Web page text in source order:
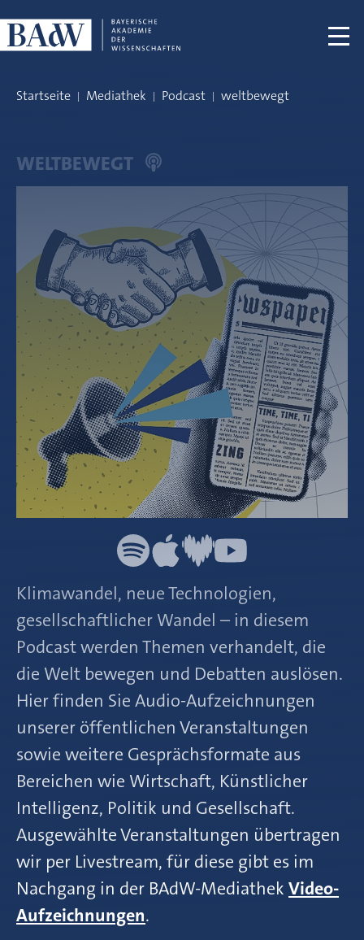
Startseite Mediathek Podcast weltbewegt
WELTBEWEGT
Klimawandel, neue Technologien,
gesellschaftlicher Wandel – in diesem
Podcast werden Themen verhandelt, die
die Welt bewegen und Debatten auslösen.
Hier finden Sie Audio-Aufzeichnungen
unserer öffentlichen Veranstaltungen
sowie weitere Gesprächsformate aus
Bereichen wie Wirtschaft, Künstlicher
Intelligenz, Politik und Gesellschaft.
Ausgewählte Veranstaltungen übertragen
wir per Livestream, für diese gibt es im
Nachgang in der BAdW-Mediathek Video-
Aufzeichnungen.